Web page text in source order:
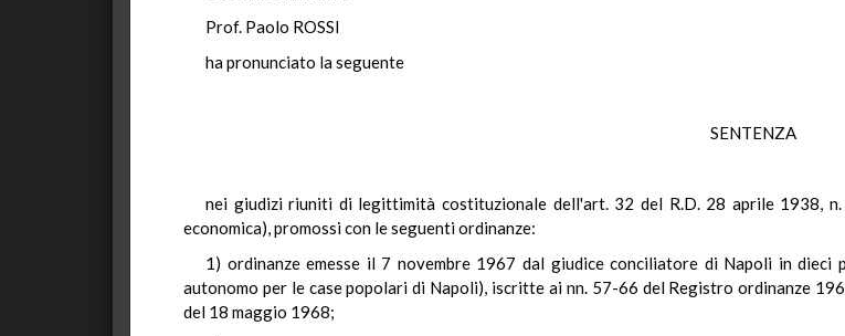
Prof. Paolo ROSSI
ha pronunciato la seguente
SENTENZA
nei giudizi riuniti di legittimità costituzionale dell'art. 32 del R.D. 28 aprile 1938,
economica), promossi con le seguenti ordinanze:
1) ordinanze emesse il 7 novembre 1967 dal giudice conciliatore di Napoli in
autonomo per le case popolari di Napoli), iscritte ai nn. 57-66 del Registro ordinanze
del 18 maggio 1968;